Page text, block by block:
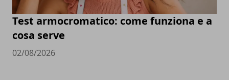
Test armocromatico: come funziona e a
cosa serve
02/08/2026